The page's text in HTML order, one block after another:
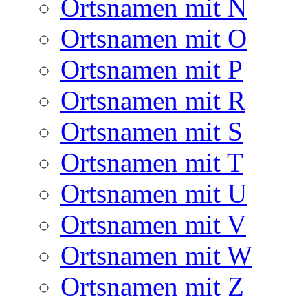
Ortsnamen mit N
Ortsnamen mit O
Ortsnamen mit P
Ortsnamen mit R
Ortsnamen mit S
Ortsnamen mit T
Ortsnamen mit U
Ortsnamen mit V
Ortsnamen mit W
Ortsnamen mit Z